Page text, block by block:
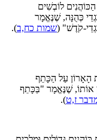
לוֹבְשִׁים
כְּהֻנָּה, שֶׁנֶּאֱמָר
קֹדֶשׁ" (שמות כח,ב).
הָאָרוֹן עַל הַכָּתֵף
אוֹתוֹ, שֶׁנֶּאֱמָר "בַּכָּתֵף
ז,ט).